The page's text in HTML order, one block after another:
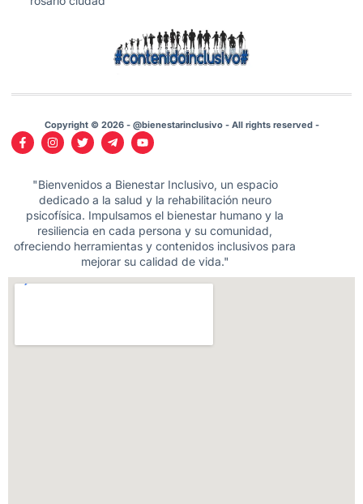
Copyright © 2026 - @bienestarinclusivo - All rights reserved -
"Bienvenidos a Bienestar Inclusivo, un espacio
dedicado a la salud y la rehabilitación neuro
psicofísica. Impulsamos el bienestar humano y la
resiliencia en cada persona y su comunidad,
ofreciendo herramientas y contenidos inclusivos para
mejorar su calidad de vida."